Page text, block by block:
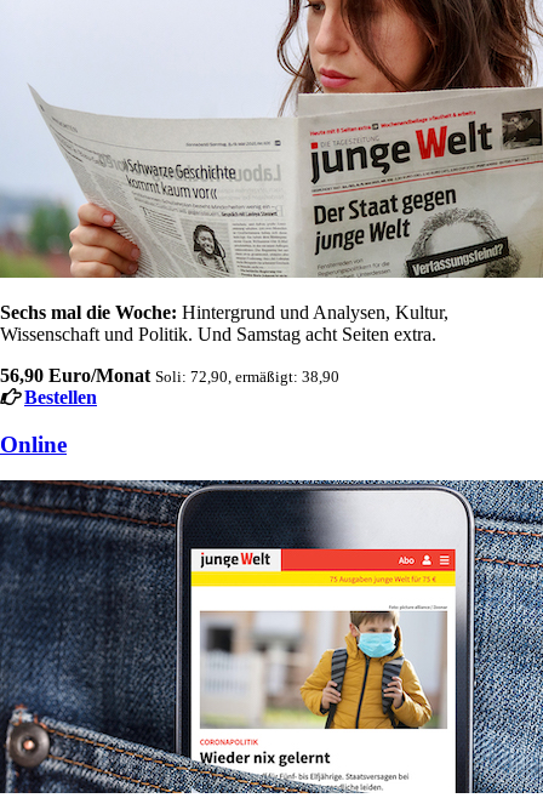
Sechs mal die Woche: Hintergrund und Analysen, Kultur,
Wissenschaft und Politik. Und Samstag acht Seiten extra.
56,90 Euro/Monat Soli: 72,90, ermäßigt: 38,90
Bestellen
Online